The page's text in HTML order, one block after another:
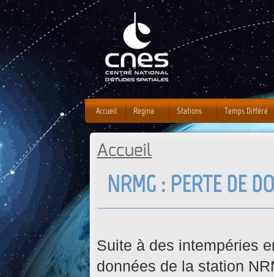
Vous êtes ici
Accueil
NRMG : PERTE DE
Suite à des intempéries
données de la station
Accueil Regina Stations Temps Différé